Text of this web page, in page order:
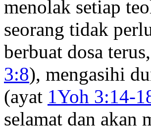
menolak setiap
seorang tidak
berbuat dosa
3:8), mengasihi
(ayat 1Yoh 3:14-
selamat dan akan